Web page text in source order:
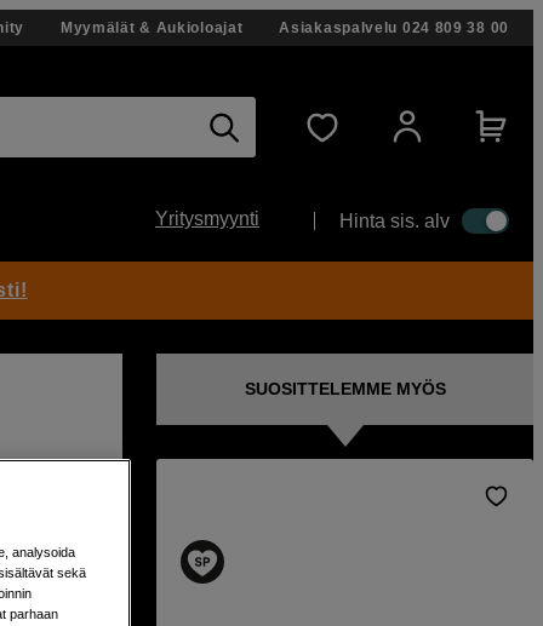
Myymälät & Aukioloajat Asiakaspalvelu 024 809 38 00
Yritysmyynti Hinta sis. alv
SUOSITTELEMME MYÖS
analysoida
sekä
parhaan